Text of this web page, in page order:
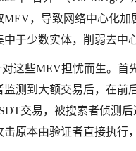
MEV，导致网络中心化
中于少数实体，削弱去中
对这些MEV担忧而生。首
监测到大额交易后，在前
交易，被搜索者侦测
击原本由验证者直接执行